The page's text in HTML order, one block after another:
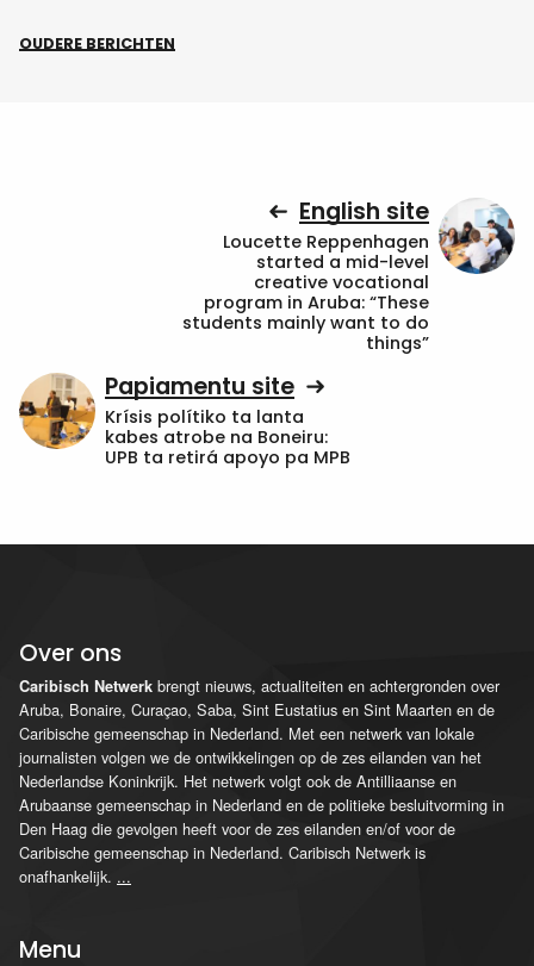
OUDERE BERICHTEN
English site
Loucette Reppenhagen
started a mid-level
creative vocational
program in Aruba: “These
students mainly want to do
things”
Papiamentu site
Krísis polítiko ta lanta
kabes atrobe na Boneiru:
UPB ta retirá apoyo pa MPB
Over ons
Caribisch Netwerk brengt nieuws, actualiteiten en achtergronden over
Aruba, Bonaire, Curaçao, Saba, Sint Eustatius en Sint Maarten en de
Caribische gemeenschap in Nederland. Met een netwerk van lokale
journalisten volgen we de ontwikkelingen op de zes eilanden van het
Nederlandse Koninkrijk. Het netwerk volgt ook de Antilliaanse en
Arubaanse gemeenschap in Nederland en de politieke besluitvorming in
Den Haag die gevolgen heeft voor de zes eilanden en/of voor de
Caribische gemeenschap in Nederland. Caribisch Netwerk is
onafhankelijk. ...
Menu